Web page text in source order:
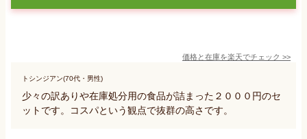
価格と在庫を楽天でチェック >>
トシンジアン(70代・男性)
少々の訳ありや在庫処分用の食品が詰まった２０００円のセ
ットです。コスパという観点で抜群の高さです。